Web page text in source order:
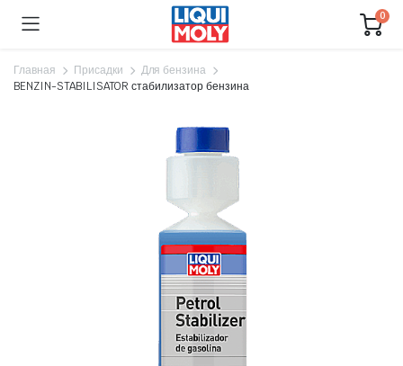
0
Главная Присадки
Для бензина
BENZIN-STABILISATOR стабилизатор бензина